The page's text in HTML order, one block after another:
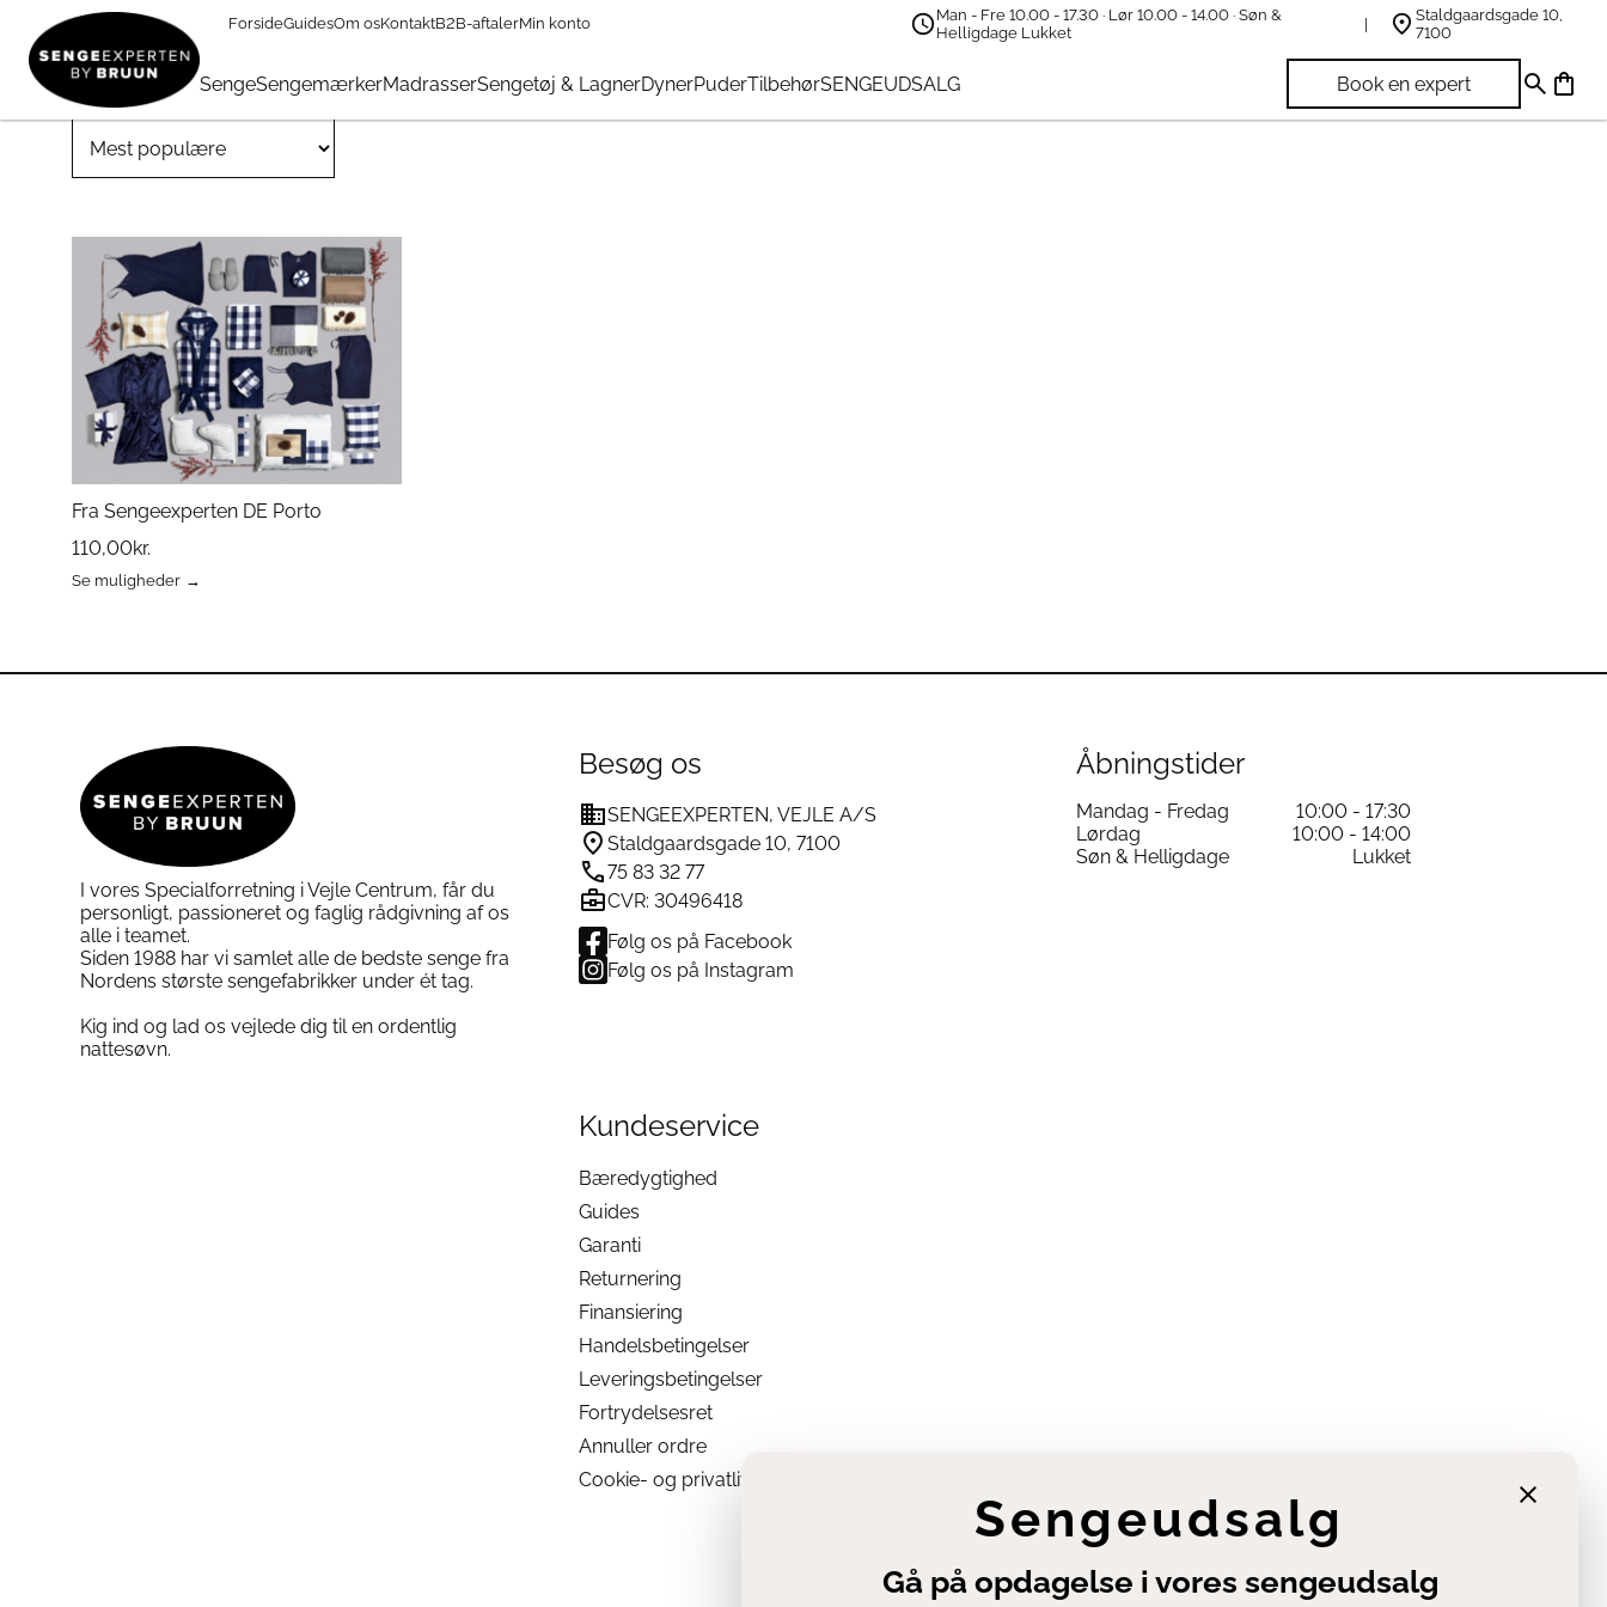
Sengeudsalg
Gå på opdagelse i vores sengeudsalg
ForsideGuidesOm osKontaktB2B-aftalerMin konto
Man - Fre 10.00 - 17.30 · Lør 10.00 - 14.00 · Søn &
Helligdage Lukket
Staldgaardsgade 10,
7100
SengeSengemærkerMadrasserSengetøj & LagnerDynerPuderTilbehørSENGEUDSALG Book en expert
Uncategorized
Fra Sengeexperten DE Porto
110,00kr.
Se muligheder
flere
vælges
på
varesiden
I vores Specialforretning i Vejle Centrum, får du
personligt, passioneret og faglig rådgivning af os
alle i teamet.
Siden 1988 har vi samlet alle de bedste senge fra
Nordens største sengefabrikker under ét tag.
Kig ind og lad os vejlede dig til en ordentlig
nattesøvn.
Besøg os
SENGEEXPERTEN, VEJLE A/S
Staldgaardsgade 10, 7100
75 83 32 77
CVR: 30496418
Følg os på Facebook
Følg os på Instagram
Åbningstider
Mandag - Fredag
10:00 - 17:30
Lørdag
10:00 - 14:00
Søn & Helligdage
Lukket
Kundeservice
Bæredygtighed
Guides
Garanti
Returnering
Finansiering
Handelsbetingelser
Leveringsbetingelser
Fortrydelsesret
Annuller ordre
Cookie- og privatlivsindstillinger